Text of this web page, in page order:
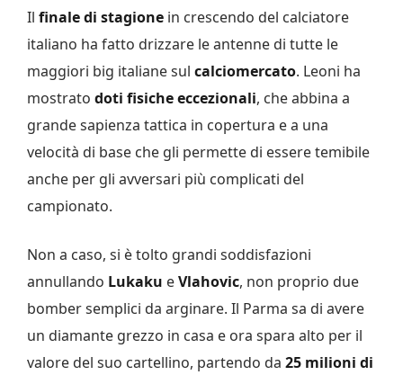
Il finale di stagione in crescendo del calciatore
italiano ha fatto drizzare le antenne di tutte le
maggiori big italiane sul calciomercato. Leoni ha
mostrato doti fisiche eccezionali, che abbina a
grande sapienza tattica in copertura e a una
velocità di base che gli permette di essere temibile
anche per gli avversari più complicati del
campionato.
Non a caso, si è tolto grandi soddisfazioni
annullando Lukaku eVlahovic, non proprio due
bomber semplici da arginare. Il Parma sa di avere
un diamante grezzo in casa e ora spara alto per il
valore del suo cartellino, partendo da 25 milioni di